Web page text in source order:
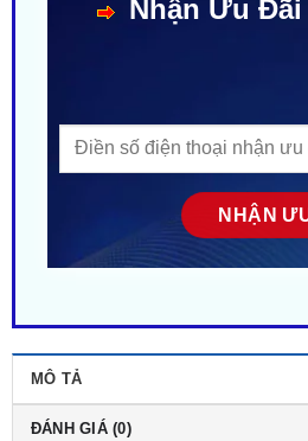
ĐÁNH GIÁ (0)